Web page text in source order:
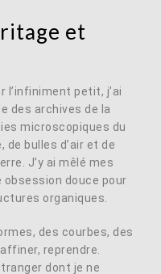
et
l’infiniment petit, j’ai
des archives de la
microscopiques du
bulles d’air et de
J’y ai mêlé mes
douce pour
organiques.
des courbes, des
reprendre.
dont je ne